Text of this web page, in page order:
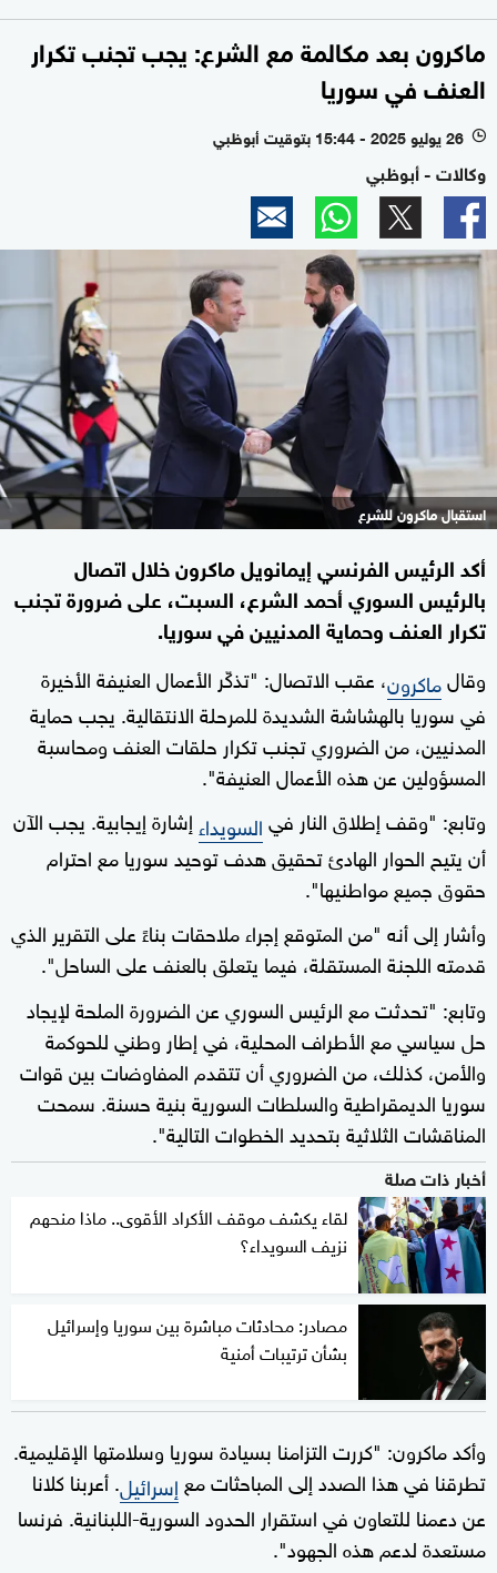
ماكرون بعد مكالمة مع الشرع: يجب تجنب تكرار
العنف في سوريا
l 26 يوليو 2025 - 15:44 بتوقيت أبوظبي
وكالات - أبوظبي
استقبال ماكرون للشرع
أكد الرئيس الفرنسي إيمانويل ماكرون خلال اتصال
بالرئيس السوري أحمد الشرع، السبت، على ضرورة تجنب
تكرار العنف وحماية المدنيين في سوريا.
وقالماكرون، عقب الاتصال: "تذكّر الأعمال العنيفة الأخيرة
في سوريا بالهشاشة الشديدة للمرحلة الانتقالية. يجب حماية
المدنيين، من الضروري تجنب تكرار حلقات العنف ومحاسبة
المسؤولين عن هذه الأعمال العنيفة".
وتابع: "وقف إطلاق النار فيالسويداء إشارة إيجابية. يجب الآن
أن يتيح الحوار الهادئ تحقيق هدف توحيد سوريا مع احترام
حقوق جميع مواطنيها".
وأشار إلى أنه "من المتوقع إجراء ملاحقات بناءً على التقرير الذي
قدمته اللجنة المستقلة، فيما يتعلق بالعنف على الساحل".
وتابع: "تحدثت مع الرئيس السوري عن الضرورة الملحة لإيجاد
حل سياسي مع الأطراف المحلية، في إطار وطني للحوكمة
والأمن، كذلك، من الضروري أن تتقدم المفاوضات بين قوات
سوريا الديمقراطية والسلطات السورية بنية حسنة. سمحت
المناقشات الثلاثية بتحديد الخطوات التالية".
أخبار ذات صلة
لقاء يكشف موقف الأكراد الأقوى.. ماذا منحهم
نزيف السويداء؟
مصادر: محادثات مباشرة بين سوريا وإسرائيل
بشأن ترتيبات أمنية
وأكد ماكرون: "كررت التزامنا بسيادة سوريا وسلامتها الإقليمية.
تطرقنا في هذا الصدد إلى المباحثات مع إسرائيل. أعربنا كلانا
عن دعمنا للتعاون في استقرار الحدود السورية-اللبنانية. فرنسا
مستعدة لدعم هذه الجهود".